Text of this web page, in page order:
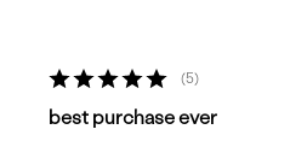
5
best purchase ever